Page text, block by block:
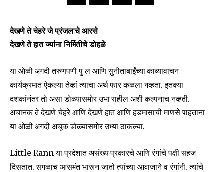
देखणे ते चेहरे जे प्रंजलाचे आरसे
देखणे ते हात ज्यांना निर्मितीचे डोहळे
या ओळी अगदी तरुणपणी पु ल आणि सुनीताबाईंच्या काव्यावाचन
कार्यक्रमात ऐकल्या तेव्हां त्याचा अर्थ फार कळला नव्हता. इतक्या
दशकांनंतर तो असा डोळ्यासमोर उभा राहील अशी कल्पनाच नव्हती.
अचानक ते देखणे चेहरे आणि देखणे हात आणि हडमासाची माणसे पाहताना
या ओळी अगदी अचूक डोळ्यासमोर उभ्या ठाकल्या.
Little Rann या प्रदेशात असंख्य प्रकारचे आणि रंगांचे पक्षी सहज
दिसतात. सगळाच आसमंत भारून जातो त्यांच्या आवाजाने व रंगांनी. त्यांचे